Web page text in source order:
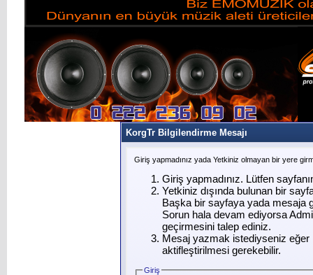
KorgTr Bilgilendirme Mesajı
Giriş yapmadınız yada Yetkiniz olmayan bir yere
Giriş yapmadınız. Lütfen
Yetkiniz dışında bulunan bir
Başka bir sayfaya yada mesaja
Sorun hala devam ediyorsa
geçirmesini talep ediniz.
Mesaj yazmak istediyseniz eğer
aktifleştirilmesi gerekebilir.
Giriş